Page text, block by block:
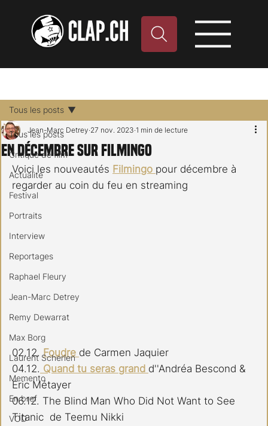
Tous les posts
Critique de film
Actualité
Festival
Portraits
Interview
Reportages
Raphael Fleury
Jean-Marc Detrey
Remy Dewarrat
Max Borg
Laurent Scherlen
Memento
En bref
VOD
Tous les posts
En décembre sur Filmingo
Jean-Marc Detrey 27 nov. 2023 1 min de lecture
Voici les nouveautés Filmingo pour décembre à
regarder au coin du feu en streaming
02.12. Foudre de Carmen Jaquier
04.12. Quand tu seras grand d''Andréa Bescond &
Eric Métayer
06.12. The Blind Man Who Did Not Want to See
Titanic  de Teemu Nikki